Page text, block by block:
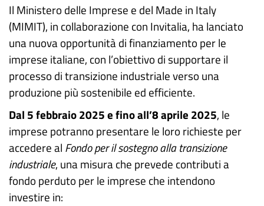
Il Ministero delle Imprese e del Made in Italy
(MIMIT), in collaborazione con Invitalia, ha lanciato
una nuova opportunità di finanziamento per le
imprese italiane, con l’obiettivo di supportare il
processo di transizione industriale verso una
produzione più sostenibile ed efficiente.
Dal 5 febbraio 2025 e fino all’8 aprile 2025, le
imprese potranno presentare le loro richieste per
accedere al Fondo per il sostegno alla transizione
industriale, una misura che prevede contributi a
fondo perduto per le imprese che intendono
investire in: